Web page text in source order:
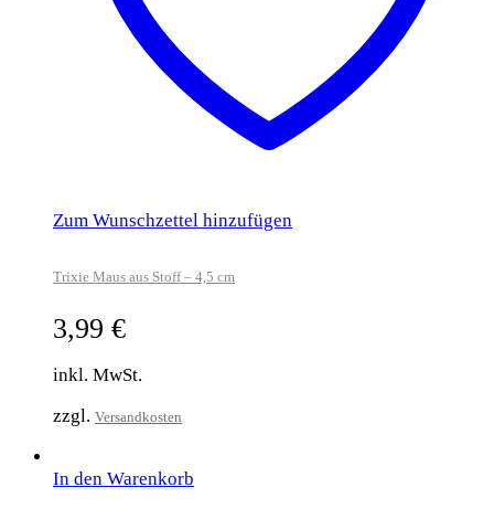
Zum Wunschzettel hinzufügen
Trixie Maus aus Stoff – 4,5 cm
3,99 €
inkl. MwSt.
zzgl. Versandkosten
In den Warenkorb